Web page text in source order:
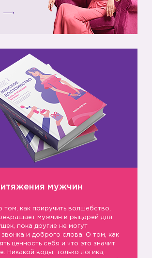
мужчин
том, как приручить волшебство,
мужчин в рыцарей для
пока другие не могут
звонка и доброго слова. О том, как
ценность себя и что это значит
Никакой воды, только логика,